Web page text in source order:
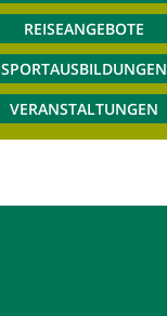
REISEANGEBOTE
SPORTAUSBILDUNGEN
VERANSTALTUNGEN